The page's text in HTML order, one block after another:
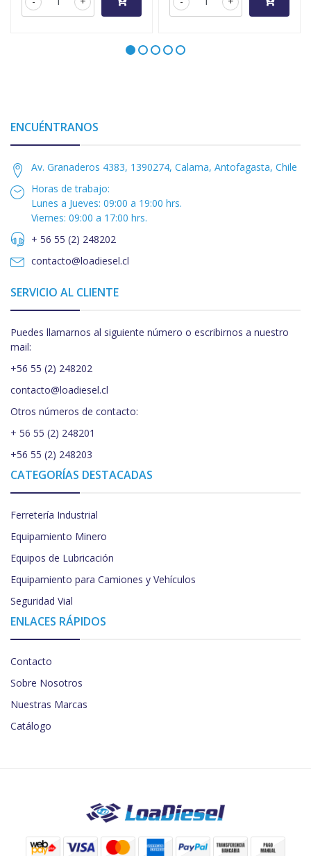
ENCUÉNTRANOS
Av. Granaderos 4383, 1390274, Calama, Antofagasta, Chile
Horas de trabajo:
Lunes a Jueves: 09:00 a 19:00 hrs.
Viernes: 09:00 a 17:00 hrs.
+ 56 55 (2) 248202
contacto@loadiesel.cl
SERVICIO AL CLIENTE
Puedes llamarnos al siguiente número o escribirnos a nuestro
mail:
+56 55 (2) 248202
contacto@loadiesel.cl
Otros números de contacto:
+ 56 55 (2) 248201
+56 55 (2) 248203
CATEGORÍAS DESTACADAS
Ferretería Industrial
Equipamiento Minero
Equipos de Lubricación
Equipamiento para Camiones y Vehículos
Seguridad Vial
ENLACES RÁPIDOS
Contacto
Sobre Nosotros
Nuestras Marcas
Catálogo